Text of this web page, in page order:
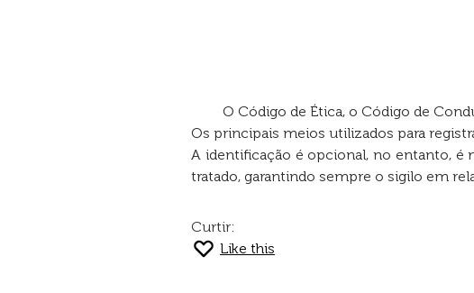
O Código de Ética, o Código de
Os principais meios utilizados para
A identificação é opcional, no entanto, é
tratado, garantindo sempre o sigilo em
Curtir:
Like this